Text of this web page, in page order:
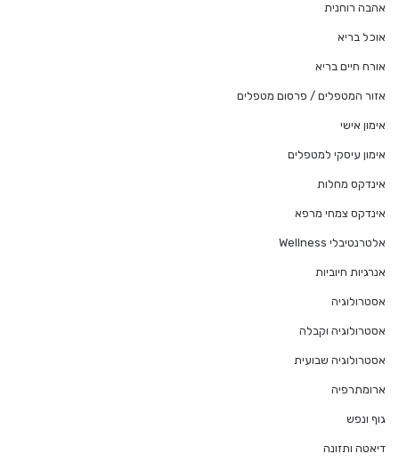
אהבה רוחנית
אוכל בריא
אורח חיים בריא
אזור המטפלים / פרסום מטפלים
אימון אישי
אימון עיסקי למטפלים
אינדקס מחלות
אינדקס צמחי מרפא
אלטרנטיבלי Wellness
אנרגיות חיוביות
אסטרולוגיה
אסטרולוגיה וקבלה
אסטרולוגיה שבועית
ארומתרפיה
גוף ונפש
דיאטה ותזונה